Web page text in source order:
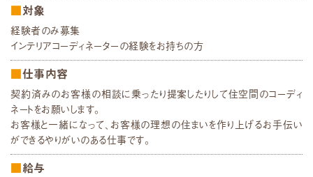
対象
経験者のみ募集
インテリアコーディネーターの経験をお持ちの方
仕事内容
契約済みのお客様の相談に乗ったり提案したりして住空間のコーディ
ネートをお願いします。
お客様と一緒になって、お客様の理想の住まいを作り上げるお手伝い
ができるやりがいのある仕事です。
給与